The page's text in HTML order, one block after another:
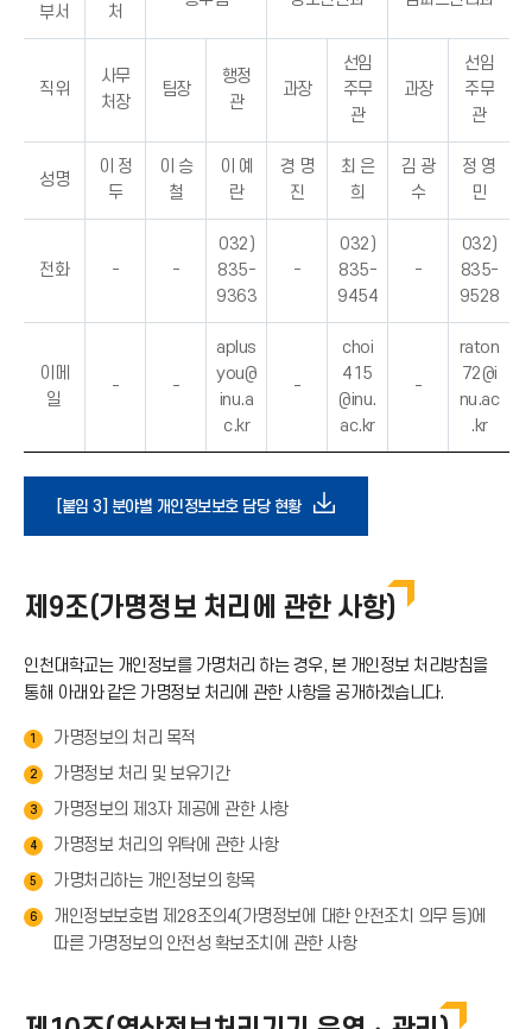
부서 처
직위
사무
처장
팀장
행정
관
과장
선임
주무
관
과장
선임
주무
관
성명
이 정
두
이 승
철
이 예
란
경 명
진
최 은
희
김 광
수
정 영
민
전화 - -
032)
835-
9363
-
032)
835-
9454
-
032)
835-
9528
이메
일
- -
aplus
you@
inu.a
c.kr
-
choi
415
@inu.
ac.kr
-
raton
72@i
nu.ac
.kr
[붙임 3] 분야별 개인정보보호 담당 현황다
로
드
제9조(가명정보 처리에 관한 사항)
인천대학교는 개인정보를 가명처리 하는 경우, 본 개인정보 처리방침을
통해 아래와 같은 가명정보 처리에 관한 사항을 공개하겠습니다.
1 가명정보의 처리 목적
2 가명정보 처리 및 보유기간
3 가명정보의 제3자 제공에 관한 사항
4 가명정보 처리의 위탁에 관한 사항
5 가명처리하는 개인정보의 항목
6
개인정보보호법 제28조의4(가명정보에 대한 안전조치 의무 등)에
따른 가명정보의 안전성 확보조치에 관한 사항